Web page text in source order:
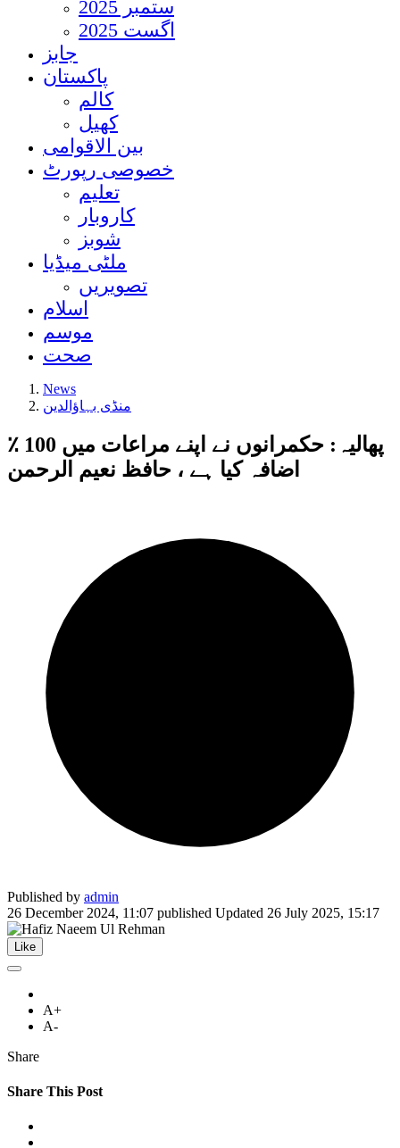
ستمبر 2025
اگست 2025
جابز
پاکستان
کالم
کھیل
بین الاقوامی
خصوصی رپورٹ
تعلیم
کاروبار
شوبز
ملٹی میڈیا
تصویریں
اسلام
موسم
صحت
News
منڈی بہاؤالدین
پھالیہ: حکمرانوں نے اپنے مراعات میں 100 ٪
اضافہ کیا ہے ، حافظ نعیم الرحمن
Published by admin
26 December 2024, 11:07 published Updated 26 July 2025, 15:17
Like
A+
A-
Share
Share This Post